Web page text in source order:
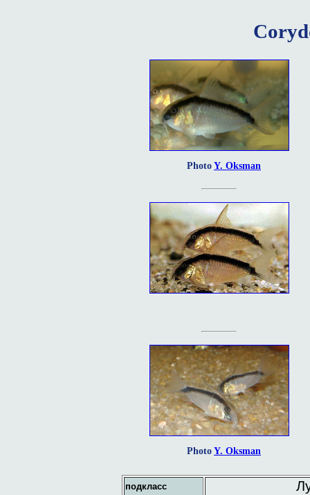
PhotoY. Oksman
PhotoY. Oksman
подкласс